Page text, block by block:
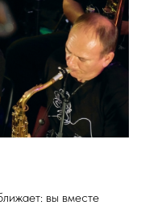
вы вместе